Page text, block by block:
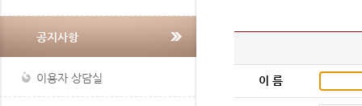
공지사항
이용자 상담실 이 름